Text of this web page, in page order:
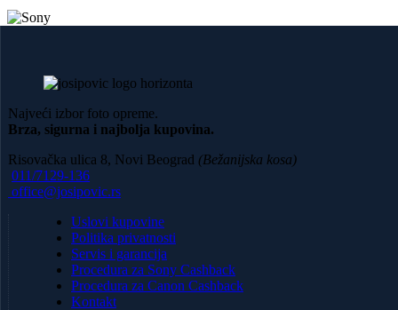
Najveći izbor foto opreme.
Brza, sigurna i najbolja kupovina.
Risovačka ulica 8, Novi Beograd (Bežanijska kosa)
011/7129-136
office@josipovic.rs
Uslovi kupovine
Politika privatnosti
Servis i garancija
Procedura za Sony Cashback
Procedura za Canon Cashback
Kontakt